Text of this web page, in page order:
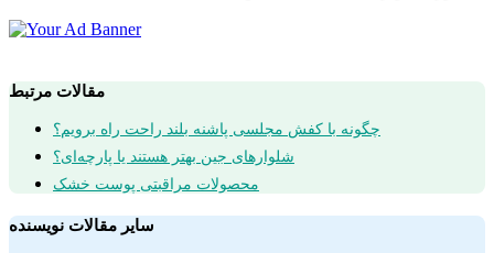
مقالات مرتبط
چگونه با کفش مجلسی پاشنه بلند راحت راه برویم؟
شلوارهای جین بهتر هستند یا پارچه‌ای؟
محصولات مراقبتی پوست خشک
سایر مقالات نویسنده